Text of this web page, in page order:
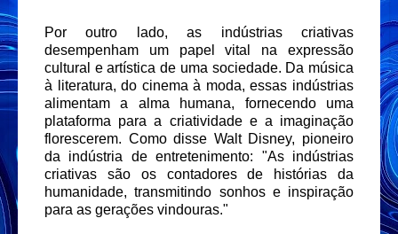
Por outro lado, as indústrias criativas
desempenham um papel vital na expressão
cultural e artística de uma sociedade. Da música
à literatura, do cinema à moda, essas indústrias
alimentam a alma humana, fornecendo uma
plataforma para a criatividade e a imaginação
florescerem. Como disse Walt Disney, pioneiro
da indústria de entretenimento: "As indústrias
criativas são os contadores de histórias da
humanidade, transmitindo sonhos e inspiração
para as gerações vindouras."